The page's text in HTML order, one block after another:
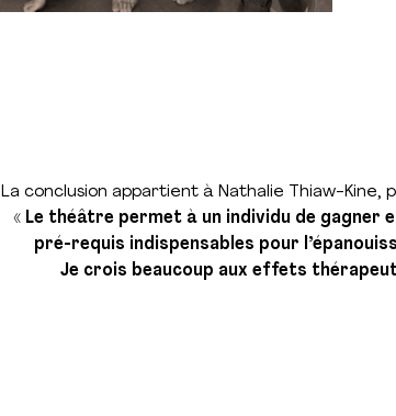
La conclusion appartient à Nathalie Thiaw-Kine,
« Le théâtre permet à un individu de gagner
pré-requis indispensables pour
Je crois beaucoup aux effets